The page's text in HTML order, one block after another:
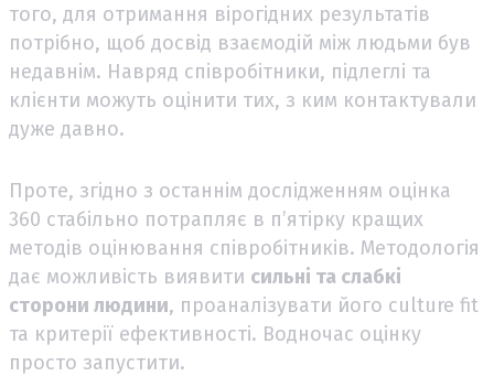
того, для отримання вірогідних результатів
потрібно, щоб досвід взаємодій між людьми був
недавнім. Навряд співробітники, підлеглі та
клієнти можуть оцінити тих, з ким контактували
дуже давно.
Проте, згідно з останнім дослідженням оцінка
360 стабільно потрапляє в п’ятірку кращих
методів оцінювання співробітників. Методологія
дає можливість виявити сильні та слабкі
сторони людини, проаналізувати його culture fit
та критерії ефективності. Водночас оцінку
просто запустити.